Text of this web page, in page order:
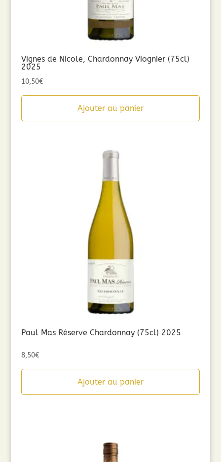
Vignes de Nicole, Chardonnay Viognier (75cl)
2025
10,50€
Ajouter au panier
Paul Mas Réserve Chardonnay (75cl) 2025
8,50€
Ajouter au panier